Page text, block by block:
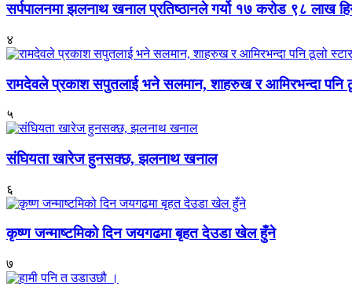
सर्पपालनमा झलनाथ खनाल प्रतिष्ठानले गर्यो १७ करोड ९८ लाख
४
रामदेवले प्रकाश सपुतलाई भने सलमान, शाहरुख र आमिरभन्दा पनि
५
संघियता खारेज हुनसक्छ, झलनाथ खनाल
६
कृष्ण जन्माष्टमिको दिन जयगढमा बृहत देउडा खेल हुँने
७